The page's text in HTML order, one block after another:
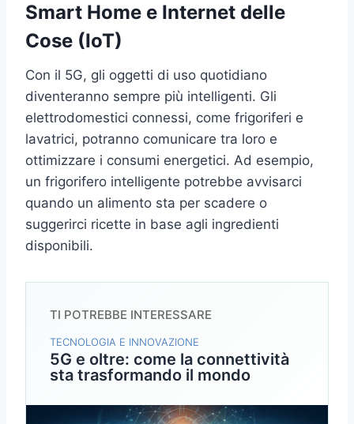
Smart Home e Internet delle
Cose (IoT)
Con il 5G, gli oggetti di uso quotidiano
diventeranno sempre più intelligenti. Gli
elettrodomestici connessi, come frigoriferi e
lavatrici, potranno comunicare tra loro e
ottimizzare i consumi energetici. Ad esempio,
un frigorifero intelligente potrebbe avvisarci
quando un alimento sta per scadere o
suggerirci ricette in base agli ingredienti
disponibili.
TI POTREBBE INTERESSARE
TECNOLOGIA E INNOVAZIONE
5G e oltre: come la connettività
sta trasformando il mondo